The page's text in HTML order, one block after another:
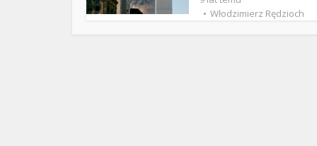
Włodzimierz Rędzioch
ks.